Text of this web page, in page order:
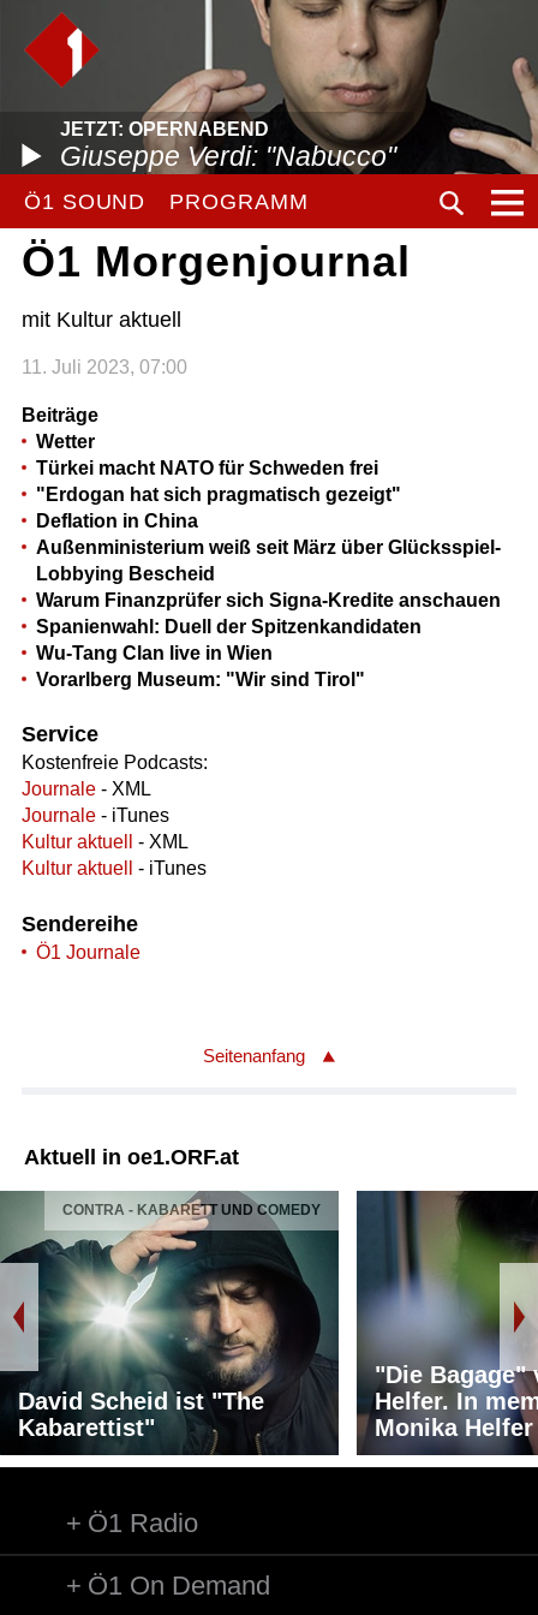
JETZT: OPERNABEND
Giuseppe Verdi: "Nabucco"
Ö1 SOUND PROGRAMM
Ö1 Morgenjournal
mit Kultur aktuell
11. Juli 2023, 07:00
Beiträge
Wetter
Türkei macht NATO für Schweden frei
"Erdogan hat sich pragmatisch gezeigt"
Deflation in China
Außenministerium weiß seit März über Glücksspiel-
Lobbying Bescheid
Warum Finanzprüfer sich Signa-Kredite anschauen
Spanienwahl: Duell der Spitzenkandidaten
Wu-Tang Clan live in Wien
Vorarlberg Museum: "Wir sind Tirol"
Service
Kostenfreie Podcasts:
Journale- XML
Journale- iTunes
Kultur aktuell
- XML
Kultur aktuell
- iTunes
Sendereihe
Ö1 Journale
Seitenanfang
Aktuell in oe1.ORF.at
CONTRA - KABARETT UND COMEDY
David Scheid ist "The
Kabarettist"
"Die Bagage"
Helfer. In
Monika Helfer
Ö1 Radio
Ö1 On Demand